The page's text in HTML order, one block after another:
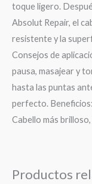
toque ligero.
Absolut Repair, el
resistente y la
Consejos de
pausa, masajear y
hasta las puntas
perfecto.
Cabello más
Productos